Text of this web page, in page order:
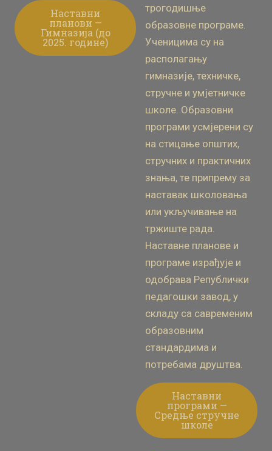
трогодишње
образовне програме.
Ученицима су на
располагању
гимназије, техничке,
стручне и умјетничке
школе. Образовни
програми усмјерени су
на стицање општих,
стручних и практичних
знања, те припрему за
наставак школовања
или укључивање на
тржиште рада.
Наставне планове и
програме израђује и
одобрава Републички
педагошки завод, у
складу са савременим
образовним
стандардима и
потребама друштва.
Наставни
програми —
Средње стручне
школе
Наставни
планови —
Гимназија (до
2025. године)